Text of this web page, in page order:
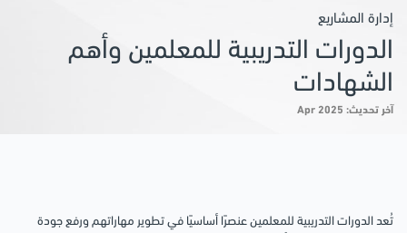
إدارة المشاريع
الدورات التدريبية للمعلمين وأهم
الشهادات
آخر تحديث: Apr 2025
تُعد الدورات التدريبية للمعلمين عنصرًا أساسيًا في تطوير مهاراتهم ورفع جودة